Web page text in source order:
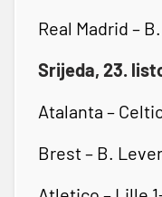
Real Madrid –
Srijeda, 23.
Atalanta –
Brest – B.